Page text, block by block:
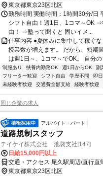
東京都東京23区北区
勤務時間 実働時間：1時間30分/日
シフト自由！週1日、1コマ～OK
由！ ⇒塾って聞くと 固いイメ...
仕事内容 ●夏休みに集中して稼ぐ
授業数が増えます。 だから、短期
は週1日～、1コマ～でOK。 自分
制服あり 扶養内勤務OK 週1日からOK 副
フリーター歓迎
シフト自由 学歴不問 即
未経験者歓迎
交通費全額支給 経験者歓迎
同じ企業の求人
アルバイト・パート
道路規制スタッフ
テイケイ株式会社 池袋支社[147]
日給15,000円以上
交通・アクセス 尾久駅周辺/直行直
東京都東京23区北区